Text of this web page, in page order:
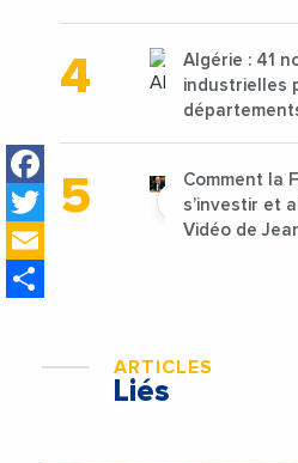
Facebook
Twitter
Algérie : 41
industrielles
Comment la
s’investir et
Vidéo de
ARTICLES
Liés